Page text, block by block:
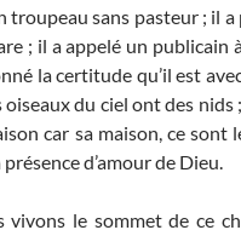
troupeau sans pasteur ; il
; il a appelé un
la certitude qu’il est
du ciel ont des nids
car sa maison, ce sont
d’amour de Dieu.
vivons le sommet de ce